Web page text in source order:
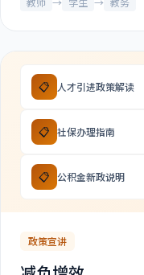
📋 人才引进政策解读
📋 社保办理指南
📋 公积金新政说明
政策宣讲